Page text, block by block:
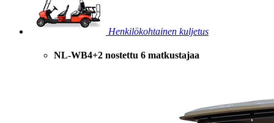
Henkilökohtainen kuljetus
NL-WB4+2 nostettu 6 matkustajaa